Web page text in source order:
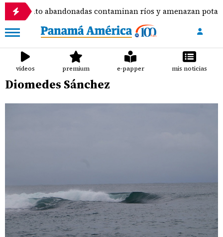
abandonadas contaminan ríos y amenazan
videos premium e-papper mis noticias
Diomedes Sánchez